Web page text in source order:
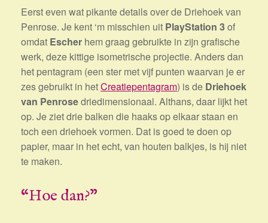
Eerst even wat pikante details over de Driehoek van
Penrose. Je kent ‘m misschien uit PlayStation 3of
omdat Escher hem graag gebruikte in zijn grafische
werk, deze kittige isometrische projectie. Anders dan
het pentagram (een ster met vijf punten waarvan je er
zes gebruikt in hetCreatiepentagram) is de Driehoek
van Penrosedriedimensionaal. Althans, daar lijkt het
op. Je ziet drie balken die haaks op elkaar staan en
toch een driehoek vormen. Dat is goed te doen op
papier, maar in het echt, van houten balkjes, is hij niet
te maken.
“Hoe dan?”